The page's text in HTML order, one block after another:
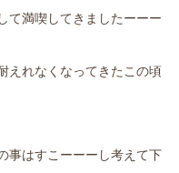
て満喫してきましたーーー
えれなくなってきたこの頃
事はすこーーーし考えて下